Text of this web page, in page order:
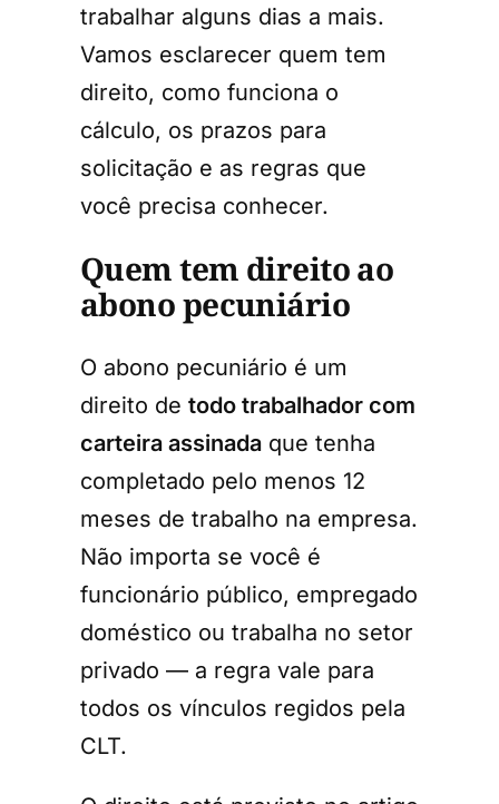
trabalhar alguns dias a mais.
Vamos esclarecer quem tem
direito, como funciona o
cálculo, os prazos para
solicitação e as regras que
você precisa conhecer.
Quem tem direito ao
abono pecuniário
O abono pecuniário é um
direito de todo trabalhador com
carteira assinada que tenha
completado pelo menos 12
meses de trabalho na empresa.
Não importa se você é
funcionário público, empregado
doméstico ou trabalha no setor
privado — a regra vale para
todos os vínculos regidos pela
CLT.